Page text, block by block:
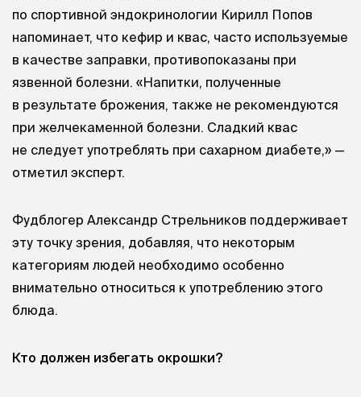
по спортивной эндокринологии Кирилл Попов
напоминает, что кефир и квас, часто используемые
в качестве заправки, противопоказаны при
язвенной болезни. «Напитки, полученные
в результате брожения, также не рекомендуются
при желчекаменной болезни. Сладкий квас
не следует употреблять при сахарном диабете,» —
отметил эксперт.
Фудблогер Александр Стрельников поддерживает
эту точку зрения, добавляя, что некоторым
категориям людей необходимо особенно
внимательно относиться к употреблению этого
блюда.
Кто должен избегать окрошки?